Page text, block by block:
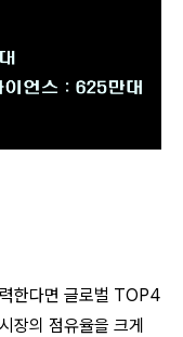
한다면 글로벌 TOP4
장의 점유율을 크게